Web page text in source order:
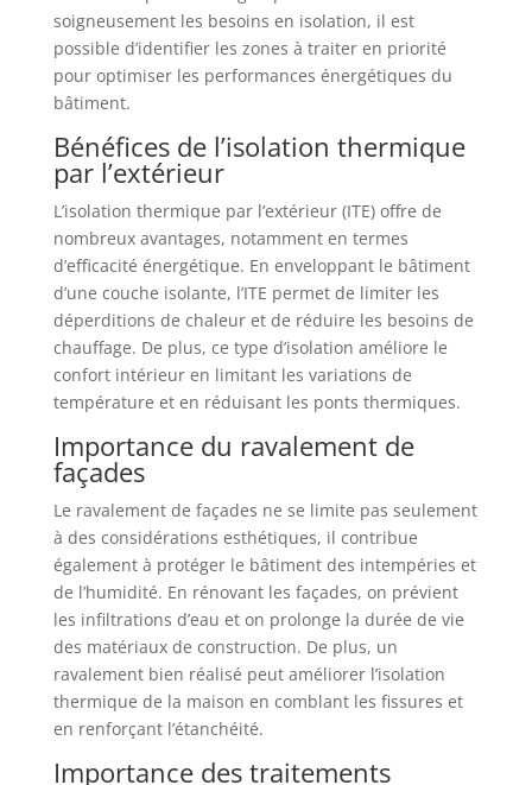
soigneusement les besoins en isolation, il est
possible d’identifier les zones à traiter en priorité
pour optimiser les performances énergétiques du
bâtiment.
Bénéfices de l’isolation thermique
par l’extérieur
L’isolation thermique par l’extérieur (ITE) offre de
nombreux avantages, notamment en termes
d’efficacité énergétique. En enveloppant le bâtiment
d’une couche isolante, l’ITE permet de limiter les
déperditions de chaleur et de réduire les besoins de
chauffage. De plus, ce type d’isolation améliore le
confort intérieur en limitant les variations de
température et en réduisant les ponts thermiques.
Importance du ravalement de
façades
Le ravalement de façades ne se limite pas seulement
à des considérations esthétiques, il contribue
également à protéger le bâtiment des intempéries et
de l’humidité. En rénovant les façades, on prévient
les infiltrations d’eau et on prolonge la durée de vie
des matériaux de construction. De plus, un
ravalement bien réalisé peut améliorer l’isolation
thermique de la maison en comblant les fissures et
en renforçant l’étanchéité.
Importance des traitements